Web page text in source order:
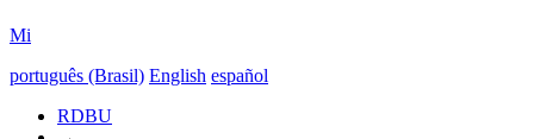
Mi
português (Brasil) English español
RDBU